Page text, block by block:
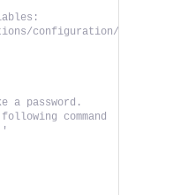
configuration/environment/
a password.
command